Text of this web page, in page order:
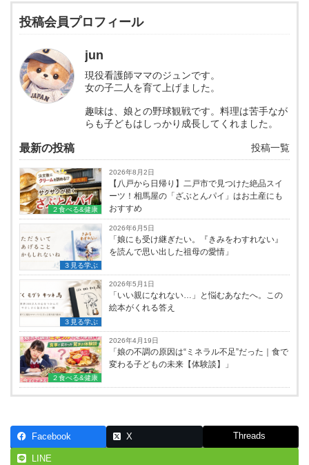
投稿会員プロフィール
jun
現役看護師ママのジュンです。
女の子二人を育て上げました。
趣味は、娘との野球観戦です。料理は苦手なが
らも子どもはしっかり成長してくれました。
最新の投稿 投稿一覧
２食べる&健康
2026年8月2日
【八戸から日帰り】二戸市で見つけた絶品スイ
ーツ！相馬屋の「ざぶとんパイ」はお土産にも
おすすめ
３見る学ぶ
2026年6月5日
「娘にも受け継ぎたい。『きみをわすれない』
を読んで思い出した祖母の愛情」
３見る学ぶ
2026年5月1日
「いい親になれない…」と悩むあなたへ。この
絵本がくれる答え
２食べる&健康
2026年4月19日
「娘の不調の原因は“ミネラル不足”だった｜食で
変わる子どもの未来【体験談】」
Facebook X Threads
LINE